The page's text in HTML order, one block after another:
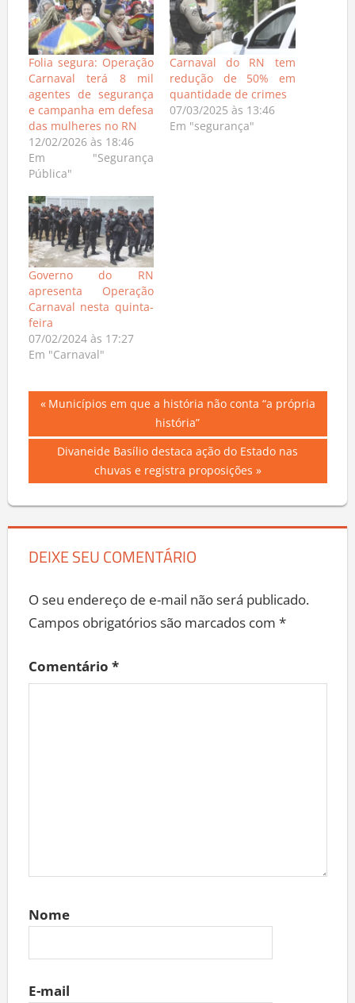
Folia segura: Operação
Carnaval terá 8 mil
agentes de segurança
e campanha em defesa
das mulheres no RN
12/02/2026 às 18:46
Em "Segurança
Pública"
Carnaval do RN tem
redução de 50% em
quantidade de crimes
07/03/2025 às 13:46
Em "segurança"
Governo do RN
apresenta Operação
Carnaval nesta quinta-
feira
07/02/2024 às 17:27
Em "Carnaval"
Navegação
de
Previous
Municípios em que a história não conta “a própria
história”
Next
Divaneide Basílio destaca ação do Estado nas
chuvas e registra proposições
DEIXE SEU COMENTÁRIO
O seu endereço de e-mail não será publicado.
Campos obrigatórios são marcados com *
Comentário *
Nome
E-mail